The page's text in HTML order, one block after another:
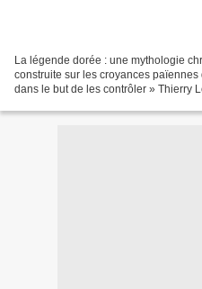
La légende dorée : une mythologie
construite sur les croyances
dans le but de les contrôler » Thierry